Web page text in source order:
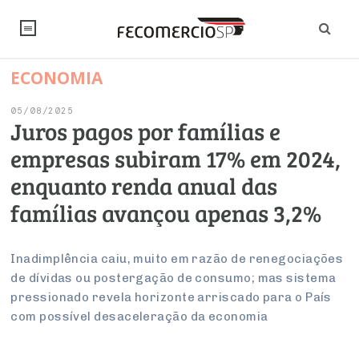
NOTÍCIAS
Artigos
Institucional
Debates Fecomercio-SP
PROJETOS ESPECIAIS:
UM BRASIL
Economia
Pesquisas
Brasil
Internacional
Modernização do Estado
Economia Digital
Legislação
Empresas
Arbitragem e Mediação
Reforma Tributária
Varejo
Sustentabilidade
ESG
Últimas Notícias
PESQUISAS
FALE CONOSCO
Sobre
CONSELHOS
Conselho de Turismo
EMPRESAS
ECONOMIA
05/08/2025
Juros pagos por famílias e
empresas subiram 17% em 2024,
enquanto renda anual das
famílias avançou apenas 3,2%
Inadimplência caiu, muito em razão de renegociações
de dívidas ou postergação de consumo; mas sistema
pressionado revela horizonte arriscado para o País
com possível desaceleração da economia